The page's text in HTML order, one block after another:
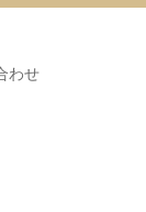
わせ